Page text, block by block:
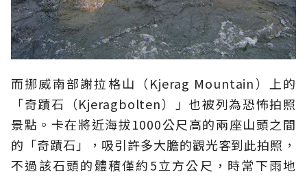
而挪威南部謝拉格山（Kjerag Mountain）上的
「奇蹟石（Kjeragbolten）」也被列為恐怖拍照
景點。卡在將近海拔1000公尺高的兩座山頭之間
的「奇蹟石」，吸引許多大膽的觀光客到此拍照，
不過該石頭的體積僅約5立方公尺，時常下雨地